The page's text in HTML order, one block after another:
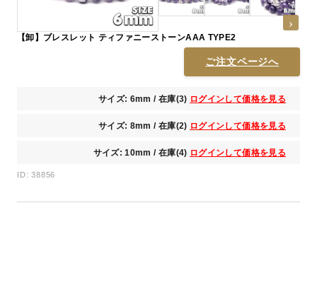
【卸】ブレスレット ティファニーストーンAAA TYPE2
ご注文ページへ
サイズ: 6mm / 在庫(3) ログインして価格を見る
サイズ: 8mm / 在庫(2) ログインして価格を見る
サイズ: 10mm / 在庫(4) ログインして価格を見る
ID: 38856